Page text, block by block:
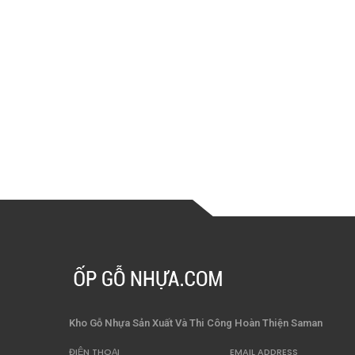
Kho Gỗ Nhựa Sản Xuất Và Thi Công Hoàn Thiện Saman
ĐIỆN THOẠI EMAIL ADDRESS